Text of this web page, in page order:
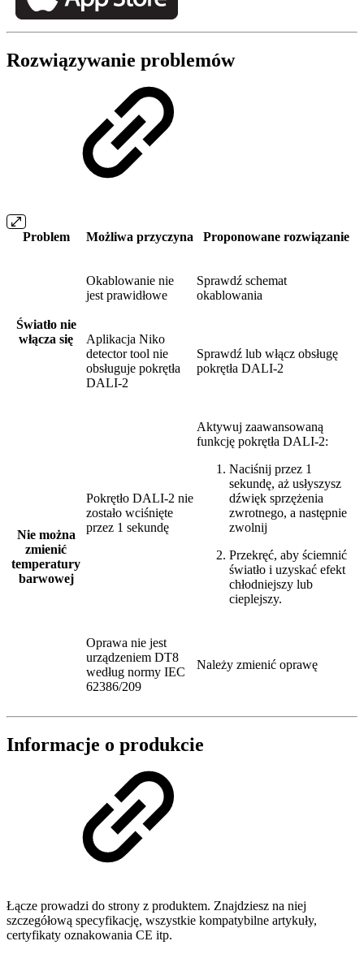
Rozwiązywanie problemów
Problem Możliwa przyczyna Proponowane rozwiązanie
Światło nie
włącza się
Okablowanie nie
jest prawidłowe
Sprawdź schemat
okablowania
Aplikacja Niko
detector tool nie
obsługuje pokrętła
DALI-2
Sprawdź lub włącz obsługę
pokrętła DALI-2
Nie można
zmienić
temperatury
barwowej
Pokrętło DALI-2 nie
zostało wciśnięte
przez 1 sekundę
Aktywuj zaawansowaną
funkcję pokrętła DALI-2:
Naciśnij przez 1
sekundę, aż usłyszysz
dźwięk sprzężenia
zwrotnego, a następnie
zwolnij
Przekręć, aby ściemnić
światło i uzyskać efekt
chłodniejszy lub
cieplejszy.
Oprawa nie jest
urządzeniem DT8
według normy IEC
62386/209
Należy zmienić oprawę
Informacje o produkcie
Łącze prowadzi do strony z produktem. Znajdziesz na niej
szczegółową specyfikację, wszystkie kompatybilne artykuły,
certyfikaty oznakowania CE itp.